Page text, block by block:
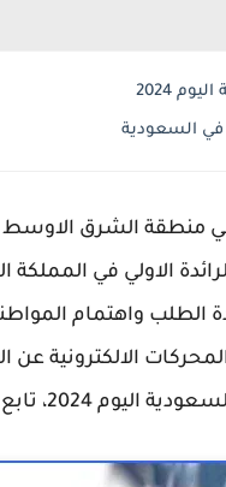
2024
في السعودية
منطقة الشرق الاوسط
الاولي في المملكة
الطلب واهتمام
الالكترونية
تابع قراءة المقال.